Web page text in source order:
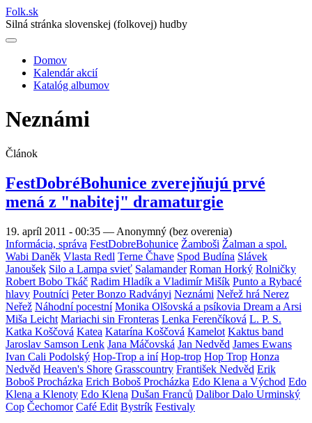
Folk.sk
Silná stránka slovenskej (folkovej) hudby
Main
navigation
Domov
Kalendár akcií
Katalóg albumov
Neznámi
Článok
FestDobréBohunice zverejňujú prvé
mená z "nabitej" dramaturgie
19. apríl 2011 - 00:35 — Anonymný (bez overenia)
Informácia, správa FestDobreBohunice Žamboši Žalman a spol.
Wabi Daněk Vlasta Redl Terne Čhave Spod Budína Slávek
Janoušek Silo a Lampa svieť Salamander Roman Horký Rolničky
Robert Bobo Tkáč Radim Hladík a Vladimír Mišík Punto a Rybacé
hlavy Poutníci Peter Bonzo Radványi Neznámi Neřež hrá Nerez
Neřež Náhodní pocestní Monika Olšovská a psíkovia Dream a Arsi
Miša Leicht Mariachi sin Fronteras Lenka Ferenčíková L. P. S.
Katka Koščová Katea Katarína Koščová Kamelot Kaktus band
Jaroslav Samson Lenk Jana Máčovská Jan Nedvěd James Ewans
Ivan Cali Podolský Hop-Trop a iní Hop-trop Hop Trop Honza
Nedvěd Heaven's Shore Grasscountry František Nedvěd Erik
Boboš Procházka Erich Boboš Procházka Edo Klena a Východ Edo
Klena a Klenoty Edo Klena Dušan Franců Dalibor Dalo Urminský
Cop Čechomor Café Edit Bystrík Festivaly